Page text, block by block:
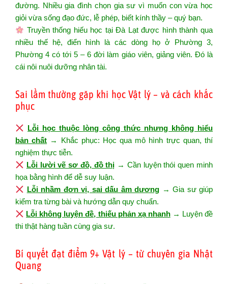
đường. Nhiều gia đình chọn gia sư vì muốn con vừa học
giỏi vừa sống đạo đức, lễ phép, biết kính thầy – quý bạn.
Truyền thống hiếu học tại Đà Lạt được hình thành qua
nhiều thế hệ, điển hình là các dòng họ ở Phường 3,
Phường 4 có tới 5 – 6 đời làm giáo viên, giảng viên. Đó là
cái nôi nuôi dưỡng nhân tài.
Sai lầm thường gặp khi học Vật lý – và cách khắc
phục
Lỗi học thuộc lòng công thức nhưng không hiểu
bản chất → Khắc phục: Học qua mô hình trực quan, thí
nghiệm thực tiễn.
Lỗi lười vẽ sơ đồ, đồ thị → Cần luyện thói quen minh
họa bằng hình để dễ suy luận.
Lỗi nhầm đơn vị, sai dấu âm dương → Gia sư giúp
kiểm tra từng bài và hướng dẫn quy chuẩn.
Lỗi không luyện đề, thiếu phản xạ nhanh→ Luyện đề
thi thật hàng tuần cùng gia sư.
Bí quyết đạt điểm 9+ Vật lý – từ chuyên gia Nhật
Quang